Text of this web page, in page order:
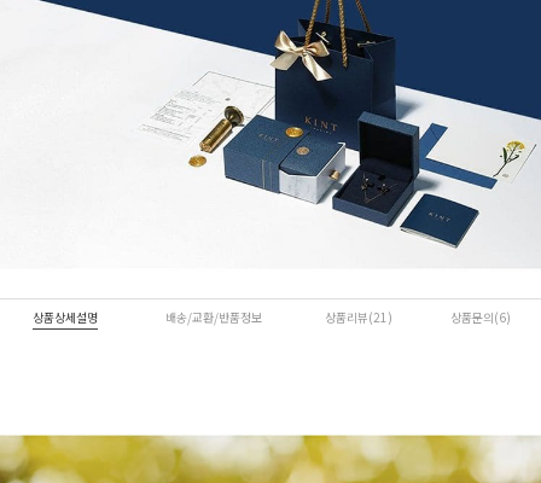
상품상세설명 배송/교환/반품정보 상품리뷰(21) 상품문의(6)